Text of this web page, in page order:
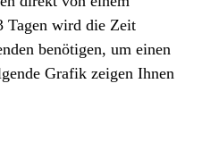
Tagen wird die Zeit
benötigen, um einen
Grafik zeigen Ihnen